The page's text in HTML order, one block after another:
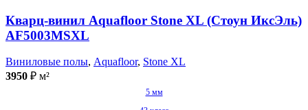
Кварц-винил Aquafloor Stone XL (Стоун ИксЭль)
AF5003MSXL
Виниловые полы, Aquafloor, Stone XL
3950 ₽ м²
5 мм